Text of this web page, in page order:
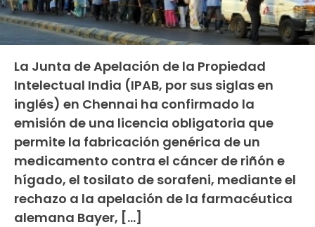
La Junta de Apelación de la Propiedad
Intelectual India (IPAB, por sus siglas en
inglés) en Chennai ha confirmado la
emisión de una licencia obligatoria que
permite la fabricación genérica de un
medicamento contra el cáncer de riñón e
hígado, el tosilato de sorafeni, mediante el
rechazo a la apelación de la farmacéutica
alemana Bayer, […]